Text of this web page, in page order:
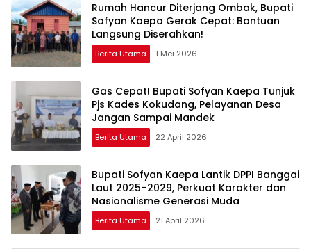
Rumah Hancur Diterjang Ombak, Bupati
Sofyan Kaepa Gerak Cepat: Bantuan
Langsung Diserahkan!
Berita Utama 1 Mei 2026
Gas Cepat! Bupati Sofyan Kaepa Tunjuk
Pjs Kades Kokudang, Pelayanan Desa
Jangan Sampai Mandek
Berita Utama 22 April 2026
Bupati Sofyan Kaepa Lantik DPPI Banggai
Laut 2025–2029, Perkuat Karakter dan
Nasionalisme Generasi Muda
Berita Utama 21 April 2026